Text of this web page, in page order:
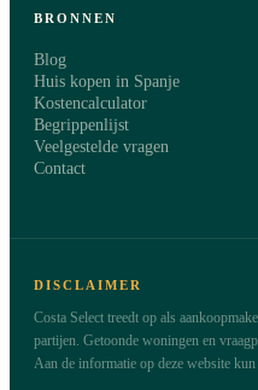
BRONNEN
Blog
Huis kopen in Spanje
Kostencalculator
Begrippenlijst
Veelgestelde vragen
Contact
DISCLAIMER
Costa Select treedt op als
partijen. Getoonde woningen en
Aan de informatie op deze website kun